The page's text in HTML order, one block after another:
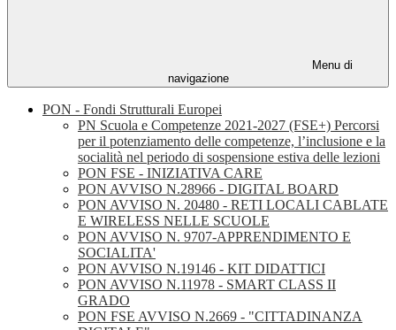
Menu di
navigazione
PON - Fondi Strutturali Europei
PN Scuola e Competenze 2021-2027 (FSE+) Percorsi
per il potenziamento delle competenze, l’inclusione e la
socialità nel periodo di sospensione estiva delle lezioni
PON FSE - INIZIATIVA CARE
PON AVVISO N.28966 - DIGITAL BOARD
PON AVVISO N. 20480 - RETI LOCALI CABLATE
E WIRELESS NELLE SCUOLE
PON AVVISO N. 9707-APPRENDIMENTO E
SOCIALITA'
PON AVVISO N.19146 - KIT DIDATTICI
PON AVVISO N.11978 - SMART CLASS II
GRADO
PON FSE AVVISO N.2669 - "CITTADINANZA